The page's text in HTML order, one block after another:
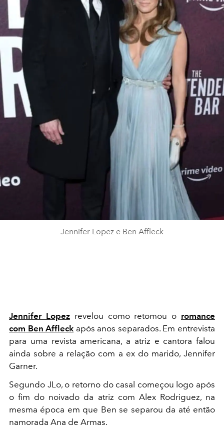
Jennifer Lopez e Ben Affleck
Jennifer Lopezrevelou como retomou o romance
com Ben Affleck após anos separados. Em entrevista
para uma revista americana, a atriz e cantora falou
ainda sobre a relação com a ex do marido, Jennifer
Garner.
Segundo JLo, o retorno do casal começou logo após
o fim do noivado da atriz com Alex Rodriguez, na
mesma época em que Ben se separou da até então
namorada Ana de Armas.